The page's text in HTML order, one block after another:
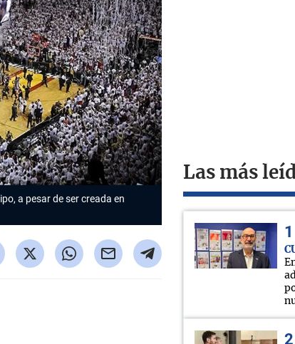
a pesar de ser creada en
Las más